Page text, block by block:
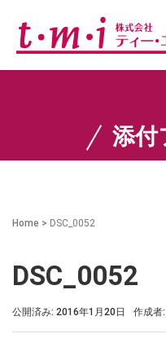
添付
Home > DSC_0052
DSC_0052
公開済み: 2016年1月20日 作成者: